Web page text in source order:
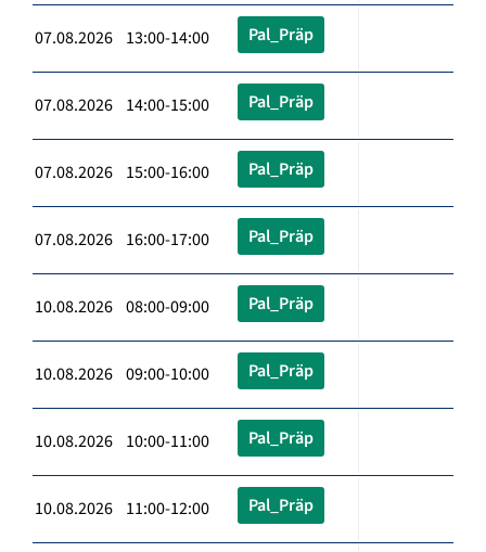
07.08.2026 13:00-14:00 Pal_Präp
07.08.2026 14:00-15:00 Pal_Präp
07.08.2026 15:00-16:00 Pal_Präp
07.08.2026 16:00-17:00 Pal_Präp
10.08.2026 08:00-09:00 Pal_Präp
10.08.2026 09:00-10:00 Pal_Präp
10.08.2026 10:00-11:00 Pal_Präp
10.08.2026 11:00-12:00 Pal_Präp